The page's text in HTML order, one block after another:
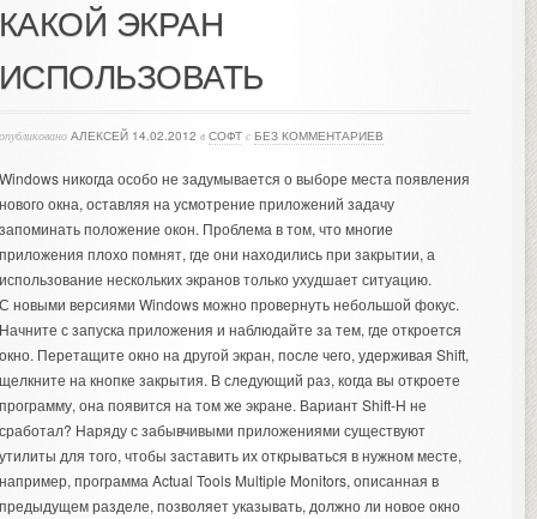
ЭКРАН
АЛЕКСЕЙ 14.02.2012 в СОФТ с БЕЗ КОММЕНТАРИЕВ
никогда особо не задумывается о выборе места появления
окна, оставляя на усмотрение приложений задачу
положение окон. Проблема в том, что многие
плохо помнят, где они находились при закрытии, а
нескольких экранов только ухудшает ситуацию.
новыми версиями Windows можно провернуть небольшой фокус.
с запуска приложения и наблюдайте за тем, где откроется
Перетащите окно на другой экран, после чего, удерживая Shift,
на кнопке закрытия. В следующий раз, когда вы откроете
она появится на том же экране. Вариант Shift-H не
Наряду с забывчивыми приложениями существуют
для того, чтобы заставить их открываться в нужном месте,
программа Actual Tools Multiple Monitors, описанная в
разделе, позволяет указывать, должно ли новое окно